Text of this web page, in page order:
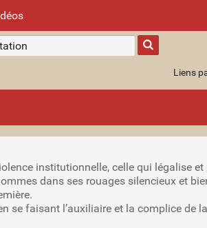
Type 1 or
more
characters
results.
Liens
institutionnelle, celle qui légalise
dans ses rouages silencieux et
se faisant l’auxiliaire et la complice de